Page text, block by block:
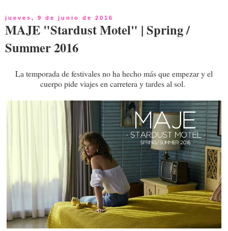
jueves, 9 de junio de 2016
MAJE "Stardust Motel" | Spring /
Summer 2016
La temporada de festivales no ha hecho más que empezar y el
cuerpo pide viajes en carretera y tardes al sol.